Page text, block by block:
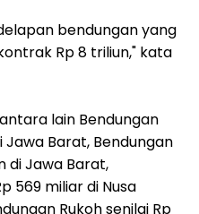
bendungan yang
Rp 8 triliun," kata
lain Bendungan
Jawa Barat, Bendungan
di Jawa Barat,
569 miliar di Nusa
Rukoh senilai Rp